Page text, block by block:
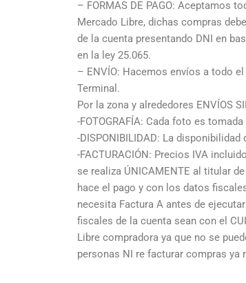
– FORMAS DE PAGO: Aceptamos
Mercado Libre, dichas compras
de la cuenta presentando DNI en
en la ley 25.065.
– ENVÍO: Hacemos envíos a todo
Terminal.
Por la zona y alrededores ENVÍOS
-FOTOGRAFÍA: Cada foto es
-DISPONIBILIDAD: La
-FACTURACIÓN: Precios IVA
se realiza ÚNICAMENTE al titular
hace el pago y con los datos
necesita Factura A antes de
fiscales de la cuenta sean con el
Libre compradora ya que no se
personas NI re facturar compras ya